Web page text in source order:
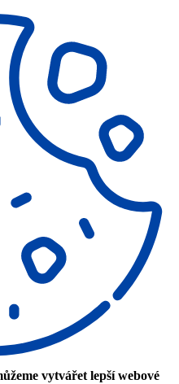
vytvářet lepší webové